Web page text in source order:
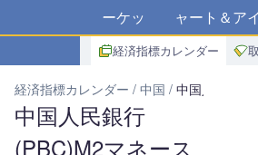
マーケット チャート＆ア
経済指標カレンダー
経済指標カレンダー 中国 中国人民銀行
中国人民銀行
(PBC)M2マネース